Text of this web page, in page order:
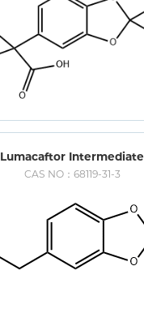
Lumacaftor Intermediate
CAS NO：68119-31-3